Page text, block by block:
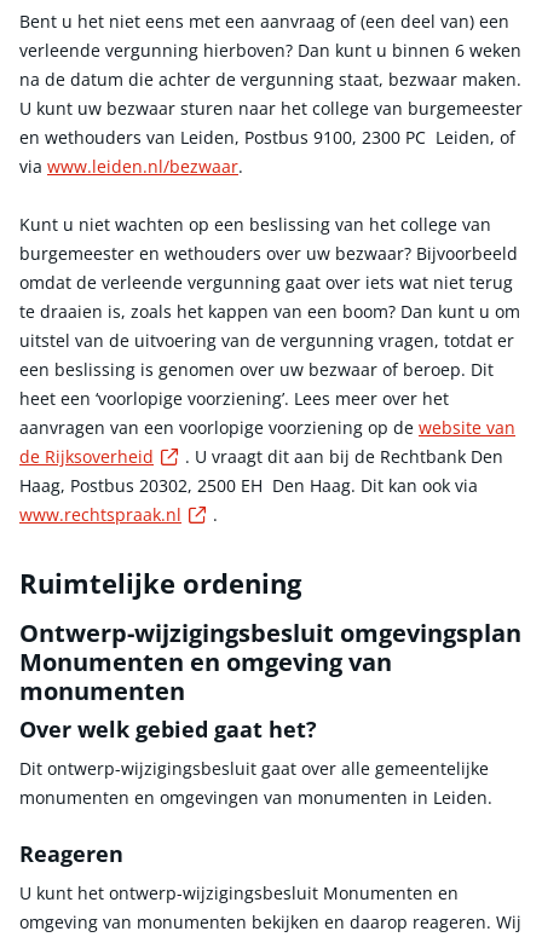
Bent u het niet eens met een aanvraag of (een deel van) een
verleende vergunning hierboven? Dan kunt u binnen 6 weken
na de datum die achter de vergunning staat, bezwaar maken.
U kunt uw bezwaar sturen naar het college van burgemeester
en wethouders van Leiden, Postbus 9100, 2300 PC Leiden, of
via www.leiden.nl/bezwaar.
Kunt u niet wachten op een beslissing van het college van
burgemeester en wethouders over uw bezwaar? Bijvoorbeeld
omdat de verleende vergunning gaat over iets wat niet terug
te draaien is, zoals het kappen van een boom? Dan kunt u om
uitstel van de uitvoering van de vergunning vragen, totdat er
een beslissing is genomen over uw bezwaar of beroep. Dit
heet een ‘voorlopige voorziening’. Lees meer over het
aanvragen van een voorlopige voorziening op de website van
de Rijksoverheid
Externe link
. U vraagt dit aan bij de Rechtbank Den
Haag, Postbus 20302, 2500 EH Den Haag. Dit kan ook via
www.rechtspraak.nl
.
Ruimtelijke ordening
Ontwerp-wijzigingsbesluit omgevingsplan
Monumenten en omgeving van
monumenten
Over welk gebied gaat het?
Dit ontwerp-wijzigingsbesluit gaat over alle gemeentelijke
monumenten en omgevingen van monumenten in Leiden.
Reageren
U kunt het ontwerp-wijzigingsbesluit Monumenten en
omgeving van monumenten bekijken en daarop reageren. Wij